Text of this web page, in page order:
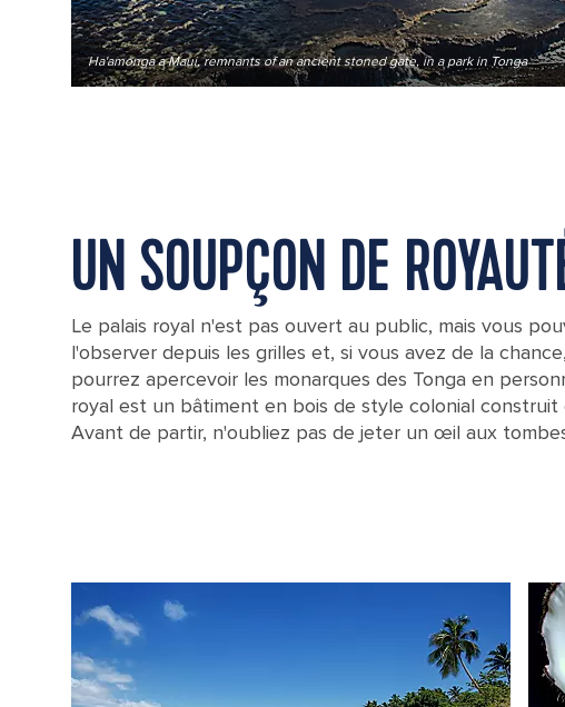
Ha'amonga a Maui, remnants of an ancient stoned gate, in a park in Tonga
UN SOUPÇON DE
Le palais royal n'est pas ouvert au public, mais vous
l'observer depuis les grilles et, si vous avez de la
pourrez apercevoir les monarques des Tonga en
royal est un bâtiment en bois de style colonial construit
Avant de partir, n'oubliez pas de jeter un œil aux